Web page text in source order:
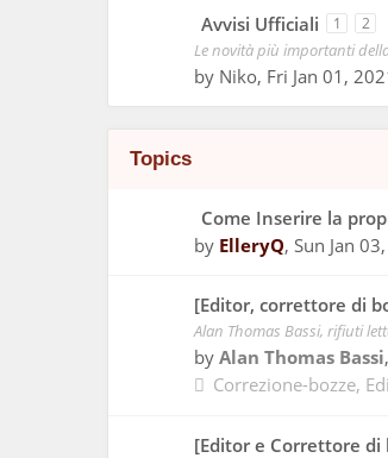
Avvisi Ufficiali 1 2
Le novità più importanti
by Niko, Fri Jan 01,
Topics
Come Inserire la
by ElleryQ, Sun Jan
[Editor, correttore di
Alan Thomas Bassi, rifiuti
by Alan Thomas Bassi,
Correzione-bozze
[Editor e Correttore di